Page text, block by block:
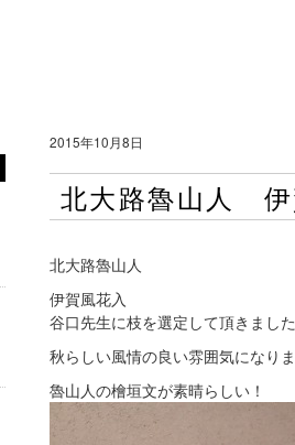
2015年10月8日
北大路魯山人 伊
北大路魯山人
伊賀風花入
谷口先生に枝を選定して頂きました
秋らしい風情の良い雰囲気になりま
魯山人の檜垣文が素晴らしい！